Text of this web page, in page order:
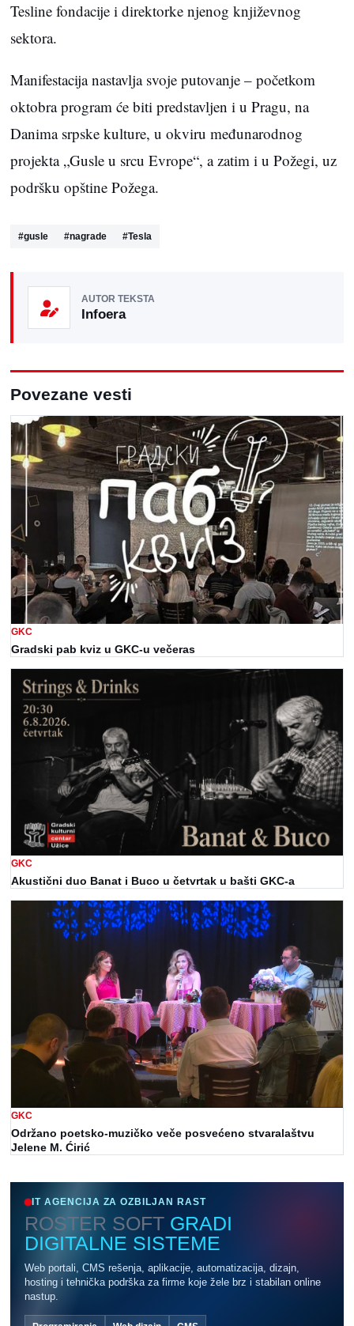
Tesline fondacije i direktorke njenog književnog
sektora.
Manifestacija nastavlja svoje putovanje – početkom
oktobra program će biti predstavljen i u Pragu, na
Danima srpske kulture, u okviru međunarodnog
projekta „Gusle u srcu Evrope“, a zatim i u Požegi, uz
podršku opštine Požega.
#gusle #nagrade #Tesla
AUTOR TEKSTA
Infoera
Povezane vesti
GKC
Gradski pab kviz u GKC-u večeras
GKC
Akustični duo Banat i Buco u četvrtak u bašti GKC-a
GKC
Održano poetsko-muzičko veče posvećeno stvaralaštvu
Jelene M. Ćirić
IT AGENCIJA ZA OZBILJAN RAST
ROSTER SOFT GRADI
DIGITALNE SISTEME
Web portali, CMS rešenja, aplikacije, automatizacija, dizajn,
hosting i tehnička podrška za firme koje žele brz i stabilan online
nastup.